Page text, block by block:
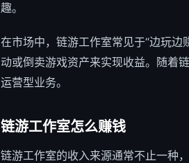
趣。
在市场中，链游工作室常见于“边玩
动或倒卖游戏资产来实现收益。随着
运营型业务。
链游工作室怎么赚钱
链游工作室的收入来源通常不止一种